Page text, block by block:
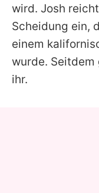
wird. Josh
Scheidung ein,
einem
wurde. Seitdem
ihr.